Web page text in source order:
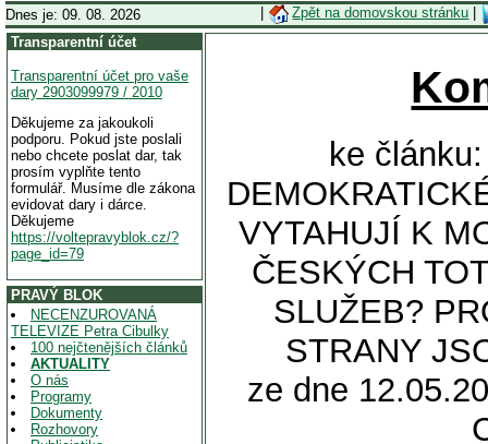
Dnes je: 09. 08. 2026 Zpět na domovskou stránku
Transparentní účet
Transparentní účet pro vaše
dary 2903099979 / 2010
Děkujeme za jakoukoli
podporu. Pokud jste poslali
nebo chcete poslat dar, tak
prosím vyplňte tento
formulář. Musíme dle zákona
evidovat dary i dárce.
Děkujeme
https://voltepravyblok.cz/?
page_id=79
PRAVÝ BLOK
NECENZUROVANÁ
TELEVIZE Petra Cibulky
100 nejčtenějších článků
AKTUALITY
O nás
Programy
Dokumenty
Rozhovory
ke
VYTAHUJÍ K
ČESKÝCH
SLUŽEB?
STRANY
ze dne